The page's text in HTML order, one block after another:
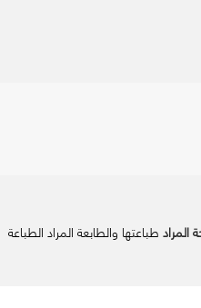
طباعتها والطابعة المراد الطباعة